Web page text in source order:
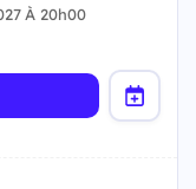
À 20h00